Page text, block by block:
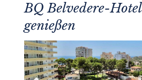
BQ Belvedere-Hotel
genießen